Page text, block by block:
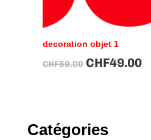
decoration objet 1
CHF59.00 CHF49.00
Catégories